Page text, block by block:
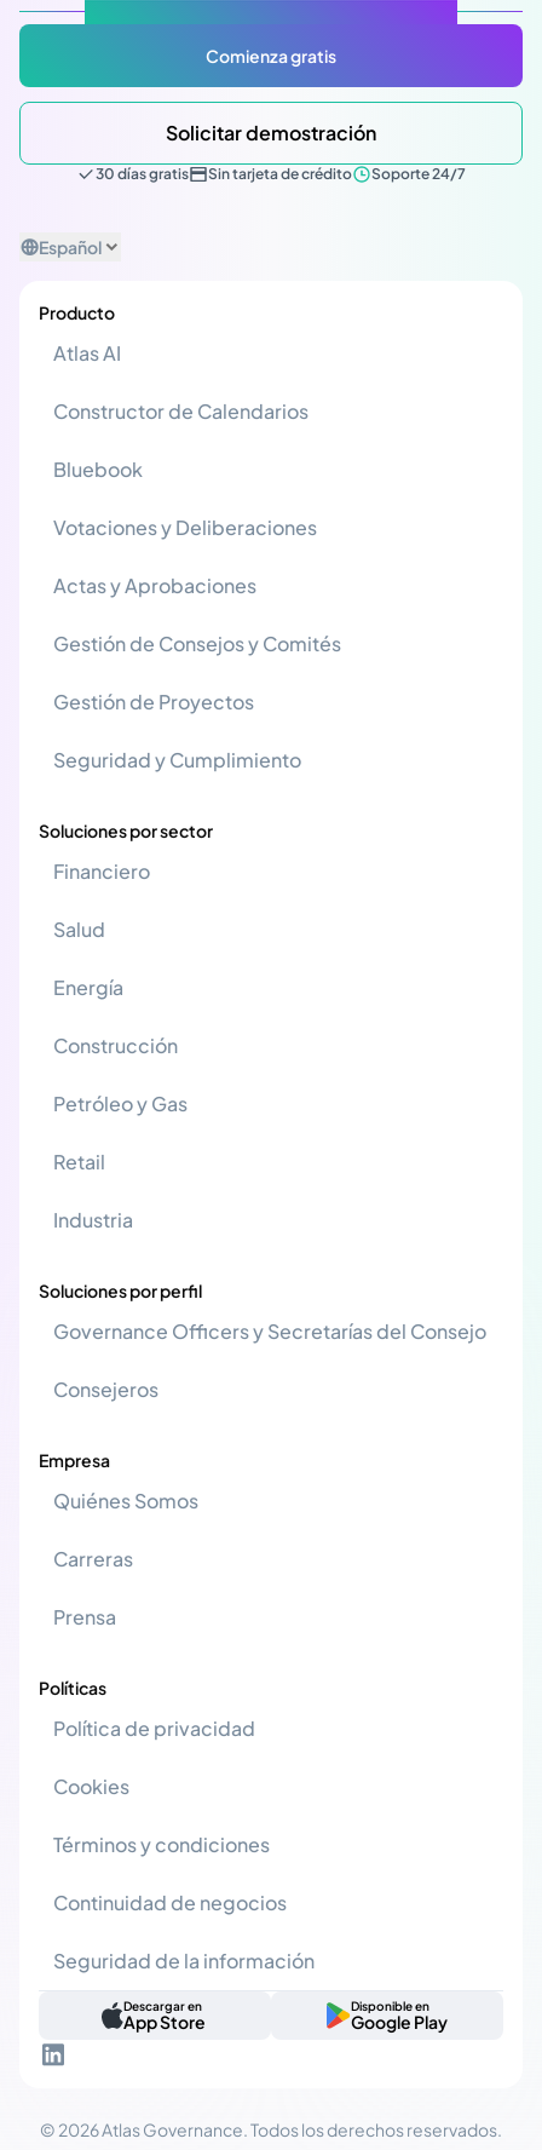
Comienza gratis
Solicitar demostración
30 días gratis Sin tarjeta de crédito Soporte 24/7
Español
Producto
Atlas AI
Constructor de Calendarios
Bluebook
Votaciones y Deliberaciones
Actas y Aprobaciones
Gestión de Consejos y Comités
Gestión de Proyectos
Seguridad y Cumplimiento
Soluciones por sector
Financiero
Salud
Energía
Construcción
Petróleo y Gas
Retail
Industria
Soluciones por perfil
Governance Officers y Secretarías del Consejo
Consejeros
Empresa
Quiénes Somos
Carreras
Prensa
Políticas
Política de privacidad
Cookies
Términos y condiciones
Continuidad de negocios
Seguridad de la información
Descargar en
App Store
Disponible en
Google Play
© 2026 Atlas Governance. Todos los derechos reservados.